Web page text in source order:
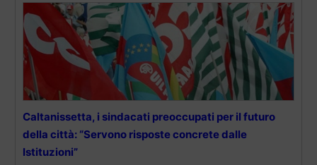
Caltanissetta, i sindacati preoccupati per il futuro
della città: “Servono risposte concrete dalle
Istituzioni”